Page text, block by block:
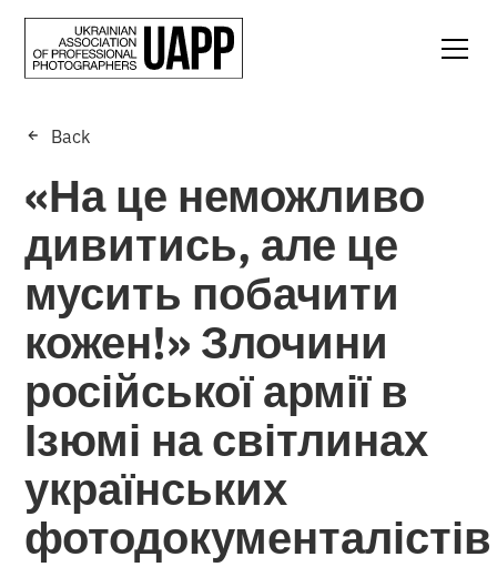
Back
«На це неможливо
дивитись, але це
мусить побачити
кожен!» Злочини
російської армії в
Ізюмі на світлинах
українських
фотодокументалістів